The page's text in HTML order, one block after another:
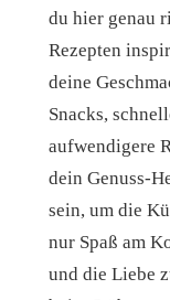
du hier genau
Rezepten
deine
Snacks,
aufwendigere
dein Genuss-
sein, um die
nur Spaß am
und die Liebe